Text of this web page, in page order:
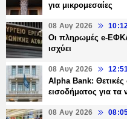
για μικρομεσαίες
08 Αυγ 2026
Οι πληρωμές e-
ισχύει
08 Αυγ 2026
Alpha Bank: Θετικές
εισοδήματος για τα
08 Αυγ 2026